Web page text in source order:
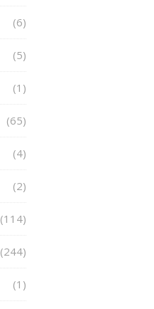
(6)
(5)
(1)
(65)
(4)
(2)
(114)
(244)
(1)